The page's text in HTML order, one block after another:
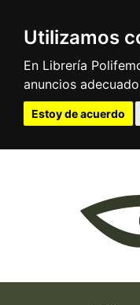
Utilizamos
En Librería
anuncios
Estoy de acuerdo